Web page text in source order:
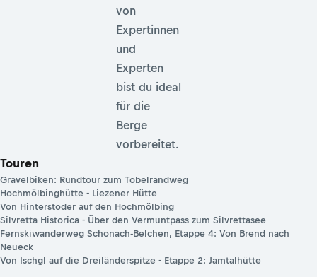
von
Expertinnen
und
Experten
bist du ideal
für die
Berge
vorbereitet.
Touren
Gravelbiken: Rundtour zum Tobelrandweg
Hochmölbinghütte - Liezener Hütte
Von Hinterstoder auf den Hochmölbing
Silvretta Historica - Über den Vermuntpass zum Silvrettasee
Fernskiwanderweg Schonach-Belchen, Etappe 4: Von Brend nach
Neueck
Von Ischgl auf die Dreiländerspitze - Etappe 2: Jamtalhütte